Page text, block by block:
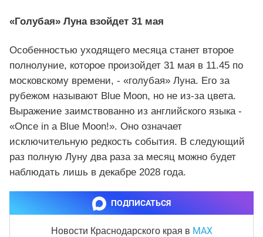
«Голубая» Луна взойдет 31 мая
Особенностью уходящего месяца станет второе
полнолуние, которое произойдет 31 мая в 11.45 по
московскому времени, - «голубая» Луна. Его за
рубежом называют Blue Moon, но не из-за цвета.
Выражение заимствованно из английского языка -
«Once in a Blue Moon!». Оно означает
исключительную редкость события. В следующий
раз полную Луну два раза за месяц можно будет
наблюдать лишь в декабре 2028 года.
ПОДПИСАТЬСЯ
Новости Краснодарского края в MAX